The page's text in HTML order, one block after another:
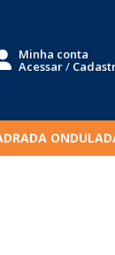
Minha conta
Acessar/